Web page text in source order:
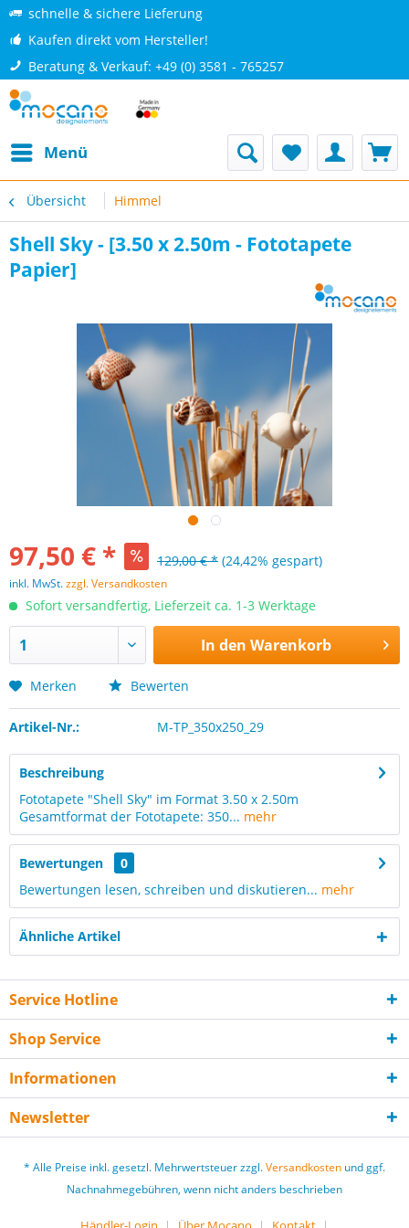
schnelle & sichere Lieferung
Kaufen direkt vom Hersteller!
Beratung & Verkauf: +49 (0) 3581 - 765257
Menü
Übersicht Himmel
Shell Sky - [3.50 x 2.50m - Fototapete
Papier]
97,50 € * 129,00 € * (24,42% gespart)
inkl. MwSt.zzgl. Versandkosten
Sofort versandfertig, Lieferzeit ca. 1-3 Werktage
In den Warenkorb
Merken Bewerten
Artikel-Nr.: M-TP_350x250_29
Beschreibung
Fototapete "Shell Sky" im Format 3.50 x 2.50m
Gesamtformat der Fototapete: 350... mehr
Bewertungen
0
Bewertungen lesen, schreiben und diskutieren... mehr
Ähnliche Artikel
Service Hotline
Shop Service
Informationen
Newsletter
* Alle Preise inkl. gesetzl. Mehrwertsteuer zzgl.Versandkosten und ggf.
Nachnahmegebühren, wenn nicht anders beschrieben